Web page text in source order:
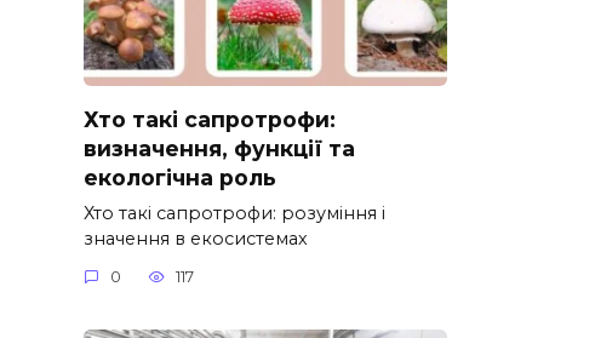
Хто такі сапротрофи:
визначення, функції та
екологічна роль
Хто такі сапротрофи: розуміння і
значення в екосистемах
0 117